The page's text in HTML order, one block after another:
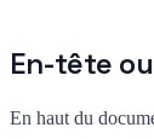
En-tête
En haut du